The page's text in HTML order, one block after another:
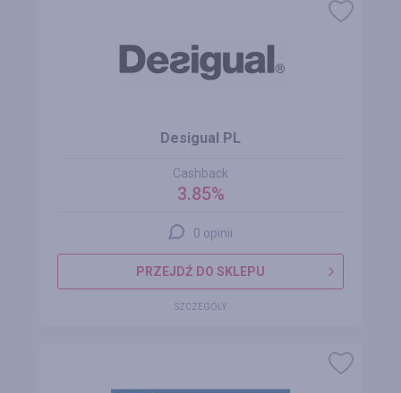
Desigual PL
Cashback
3.85%
0 opinii
PRZEJDŹ DO SKLEPU
SZCZEGÓŁY